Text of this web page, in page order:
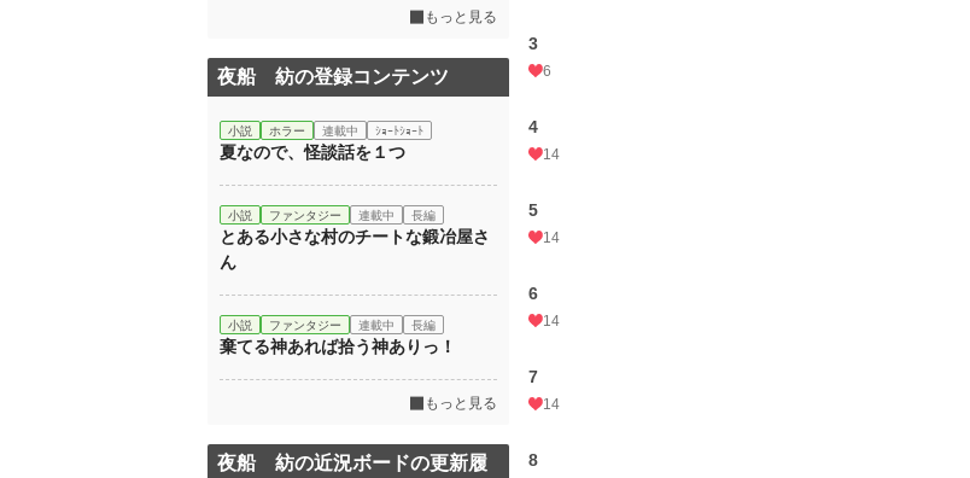
3
6
4
14
5
14
6
14
7
14
8
もっと見る
夜船 紡の登録コンテンツ
小説 ホラー 連載中 ｼｮｰﾄｼｮｰﾄ
夏なので、怪談話を１つ
小説 ファンタジー 連載中 長編
とある小さな村のチートな鍛冶屋さ
ん
小説 ファンタジー 連載中 長編
棄てる神あれば拾う神ありっ！
もっと見る
夜船 紡の近況ボードの更新履